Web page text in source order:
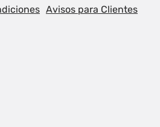
Avisos para Clientes